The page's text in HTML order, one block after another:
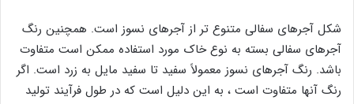
شکل آجرهای سفالی متنوع تر از آجرهای نسوز است. همچنین رنگ
آجرهای سفالی بسته به نوع خاک مورد استفاده ممکن است متفاوت
باشد. رنگ آجرهای نسوز معمولاً سفید تا سفید مایل به زرد است. اگر
رنگ آنها متفاوت است ، به این دلیل است که در طول فرآیند تولید